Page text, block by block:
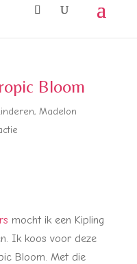
Bloom
, Madelon
mocht ik een Kipling
Ik koos voor deze
Bloom. Met die